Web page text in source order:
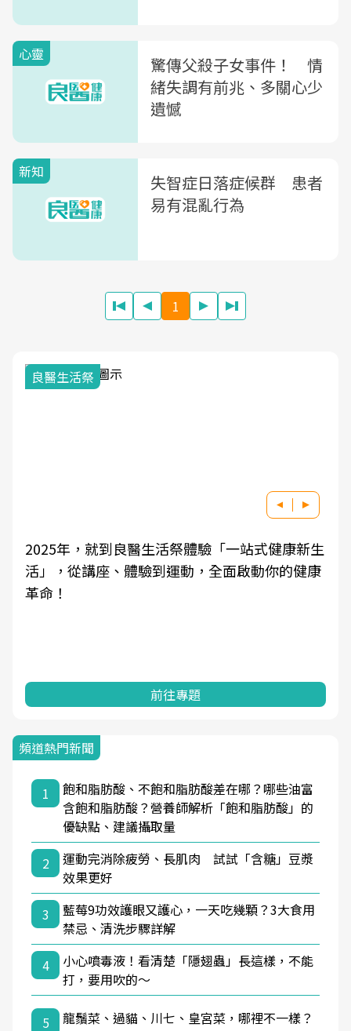
心靈
驚傳父殺子女事件！ 情
緒失調有前兆、多關心少
遺憾
新知
失智症日落症候群 患者
易有混亂行為
1
我與健康韌性的距離
良醫健康網從「換季的身體變化」出發，透過醫
學觀點與日常感受的對話，建立對亞健康的認
知，進而引導實際的改善行動。
前往專題
頻道熱門新聞
1
飽和脂肪酸、不飽和脂肪酸差在哪？哪些油富
含飽和脂肪酸？營養師解析「飽和脂肪酸」的
優缺點、建議攝取量
2
運動完消除疲勞、長肌肉 試試「含糖」豆漿
效果更好
3
藍莓9功效護眼又護心，一天吃幾顆？3大食用
禁忌、清洗步驟詳解
4
小心噴毒液！看清楚「隱翅蟲」長這樣，不能
打，要用吹的～
5
龍鬚菜、過貓、川七、皇宮菜，哪裡不一樣？